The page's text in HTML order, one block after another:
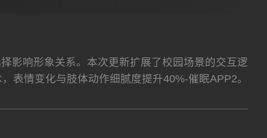
影响形象关系。本次更新扩展了校园场景的交互逻
表情变化与肢体动作细腻度提升40%-催眠APP2。